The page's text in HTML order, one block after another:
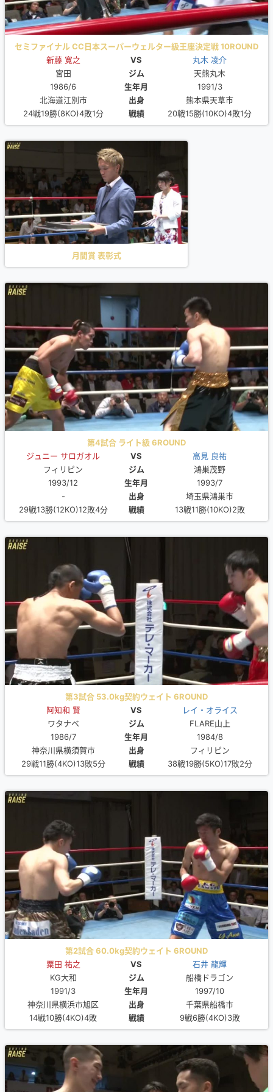
セミファイナル CC日本スーパーウェルター級王座決定戦 10ROUND
新藤 寛之
VS
丸木 凌介
宮田
ジム
天熊丸木
1986/6
生年月
1991/3
北海道江別市
出身
熊本県天草市
24戦19勝(8KO)4敗1分
戦績 20戦15勝(10KO)4敗1分
月間賞 表彰式
第4試合 ライト級 6ROUND
ジュニー サロガオル
VS
高見 良祐
フィリピン
ジム
鴻巣茂野
1993/12
生年月
1993/7
-
出身
埼玉県鴻巣市
29戦13勝(12KO)12敗4分
戦績 13戦11勝(10KO)2敗
第3試合 53.0kg契約ウェイト 6ROUND
阿知和 賢
VS
レイ・オライス
ワタナベ
ジム
FLARE山上
1986/7
生年月
1984/8
神奈川県横須賀市
出身
フィリピン
29戦11勝(4KO)13敗5分
戦績 38戦19勝(5KO)17敗2分
第2試合 60.0kg契約ウェイト 6ROUND
粟田 祐之
VS
石井 龍輝
KG大和
ジム
船橋ドラゴン
1991/3
生年月
1997/10
神奈川県横浜市旭区
出身
千葉県船橋市
14戦10勝(4KO)4敗
戦績 9戦6勝(4KO)3敗